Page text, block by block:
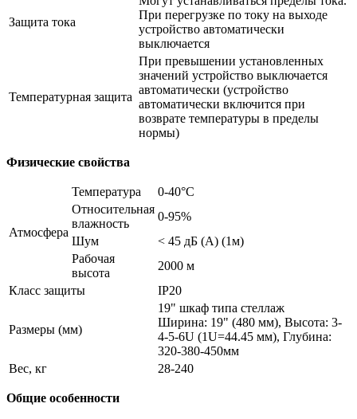
Защита тока
При перегрузке по току на выходе
устройство автоматически
выключается
Температурная защита
При превышении установленных
значений устройство выключается
автоматически (устройство
автоматически включится при
возврате температуры в пределы
нормы)
Физические свойства
Атмосфера
Температура
0-40°C
Относительная
влажность
0-95%
Шум
< 45 дБ (A) (1м)
Рабочая
высота
2000 м
Класс защиты
IP20
Размеры (мм)
19" шкаф типа стеллаж
Ширина: 19" (480 мм), Высота: 3-
4-5-6U (1U=44.45 мм), Глубина:
320-380-450мм
Вес, кг
28-240
Общие особенности